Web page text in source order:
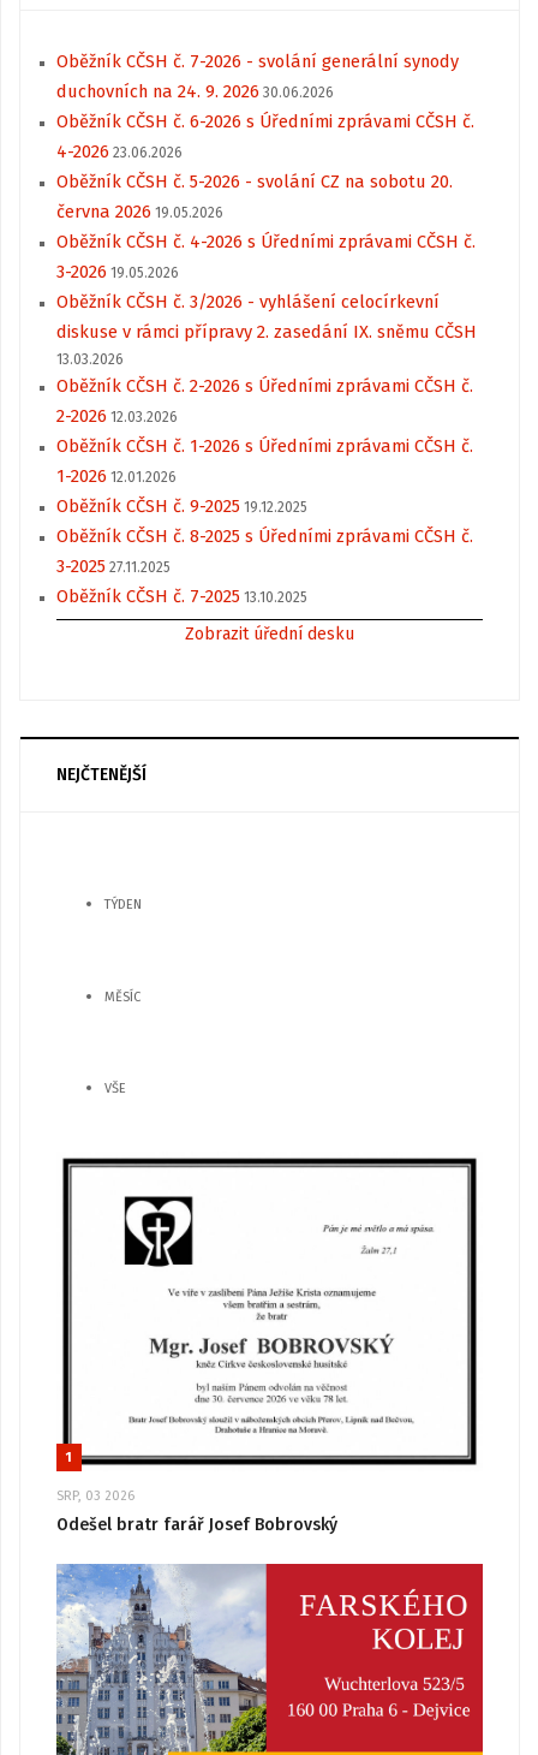
Oběžník CČSH č. 7-2026 - svolání generální synody
duchovních na 24. 9. 2026 30.06.2026
Oběžník CČSH č. 6-2026 s Úředními zprávami CČSH č.
4-2026 23.06.2026
Oběžník CČSH č. 5-2026 - svolání CZ na sobotu 20.
června 2026 19.05.2026
Oběžník CČSH č. 4-2026 s Úředními zprávami CČSH č.
3-2026 19.05.2026
Oběžník CČSH č. 3/2026 - vyhlášení celocírkevní
diskuse v rámci přípravy 2. zasedání IX. sněmu CČSH
13.03.2026
Oběžník CČSH č. 2-2026 s Úředními zprávami CČSH č.
2-2026 12.03.2026
Oběžník CČSH č. 1-2026 s Úředními zprávami CČSH č.
1-2026 12.01.2026
Oběžník CČSH č. 9-2025 19.12.2025
Oběžník CČSH č. 8-2025 s Úředními zprávami CČSH č.
3-2025 27.11.2025
Oběžník CČSH č. 7-2025 13.10.2025
Zobrazit úřední desku
NEJČTENĚJŠÍ
TÝDEN
MĚSÍC
VŠE
1
SRP, 03 2026
Odešel bratr farář Josef Bobrovský